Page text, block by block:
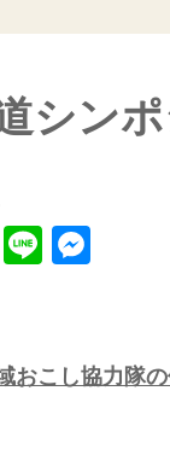
シン
Twitter
Line
おこし協力隊